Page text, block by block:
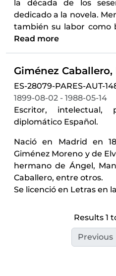
la década de los
dedicado a la novela.
también su labor como
Read more
ES-28079-PARES-AUT-
1899-08-02 - 1988-05-14
Escritor, intelectual,
diplomático Español.
Nació en Madrid en
Giménez Moreno y de
hermano de Ángel,
Caballero, entre otros.
Se licenció en Letras en la
Results 1
Previous